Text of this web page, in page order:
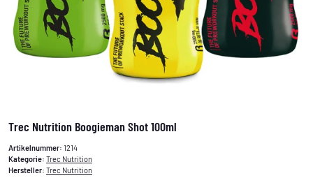
Trec Nutrition Boogieman Shot 100ml
Artikelnummer: 1214
Kategorie: Trec Nutrition
Hersteller: Trec Nutrition